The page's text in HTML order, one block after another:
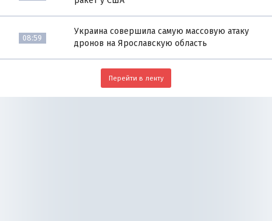
08:59
Украина совершила самую массовую атаку
дронов на Ярославскую область
Перейти в ленту